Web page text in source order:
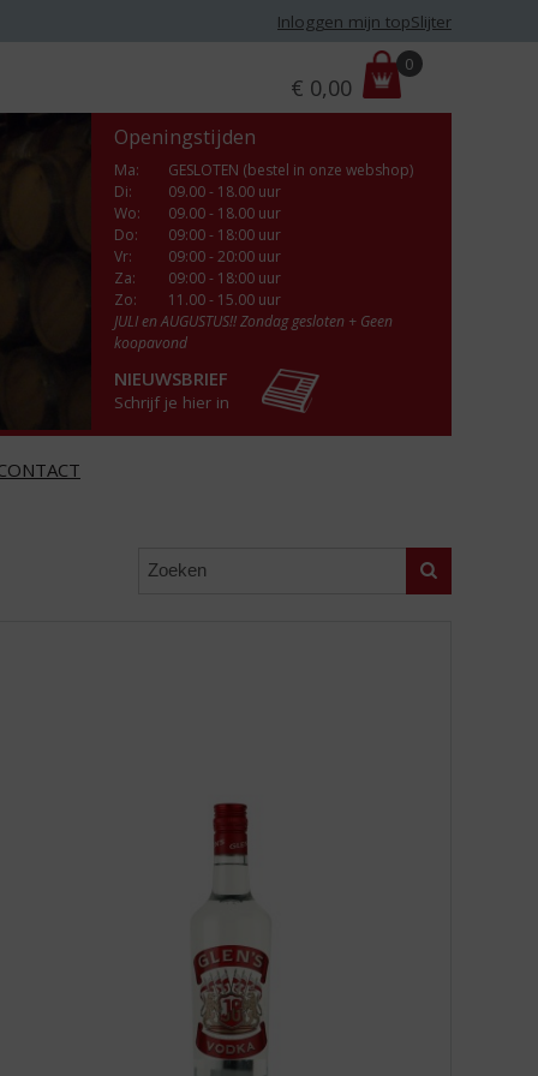
Inloggen mijn topSlijter
r
i
s
€ 0,00
0
Openingstijden
Ma:
GESLOTEN (bestel in onze webshop)
Di:
09.00 - 18.00 uur
Wo:
09.00 - 18.00 uur
Do:
09:00 - 18:00 uur
Vr:
09:00 - 20:00 uur
Za:
09:00 - 18:00 uur
Zo:
11.00 - 15.00 uur
JULI en AUGUSTUS!! Zondag gesloten + Geen
koopavond
NIEUWSBRIEF
Schrijf je hier in
Zoeken